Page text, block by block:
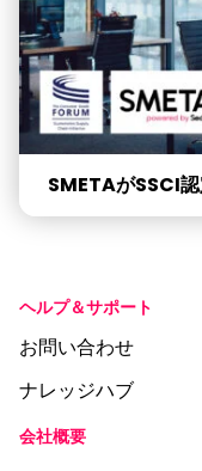
SMETAがSSCI
ヘルプ＆サポート
お問い合わせ
ナレッジハブ
会社概要